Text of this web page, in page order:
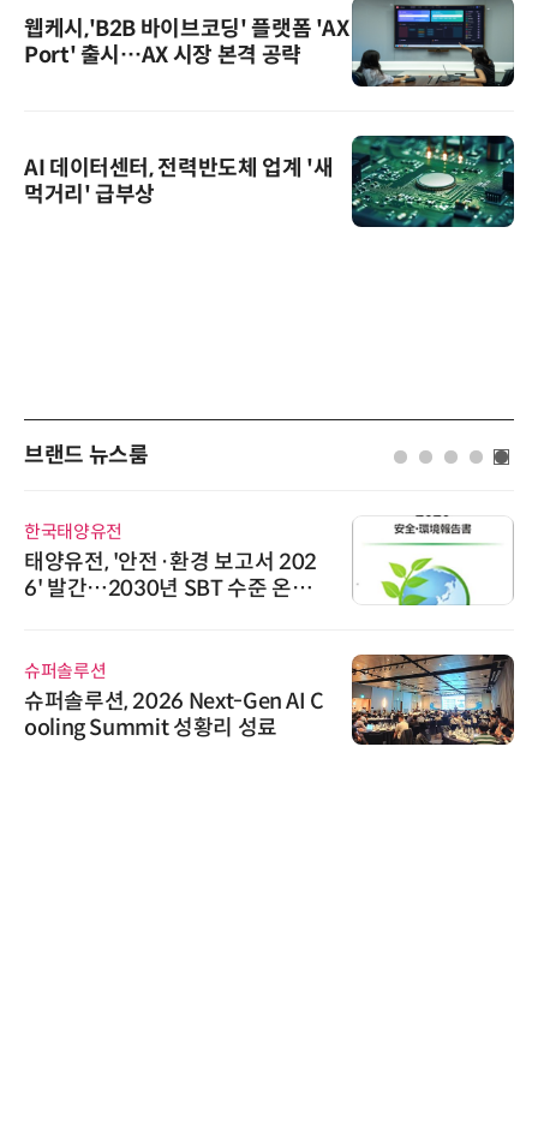
웹케시,'B2B 바이브코딩' 플랫폼 'AX
Port' 출시…AX 시장 본격 공략
AI 데이터센터, 전력반도체 업계 '새
먹거리' 급부상
브랜드 뉴스룸
한국태양유전
태양유전, '안전·환경 보고서 202
6' 발간…2030년 SBT 수준 온실
슈퍼솔루션
슈퍼솔루션, 2026 Next-Gen AI C
ooling Summit 성황리 성료